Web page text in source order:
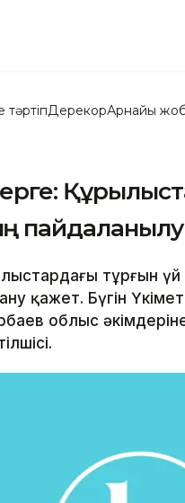
ДерекқорАрнайы
тұрғын
қажет. Бүгін
облыс